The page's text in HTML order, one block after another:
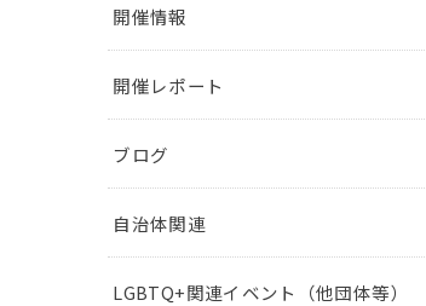
開催情報
開催レポート
ブログ
自治体関連
LGBTQ+関連イベント（他団体等）